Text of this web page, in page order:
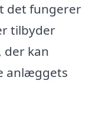
det fungerer
tilbyder
der kan
anlæggets